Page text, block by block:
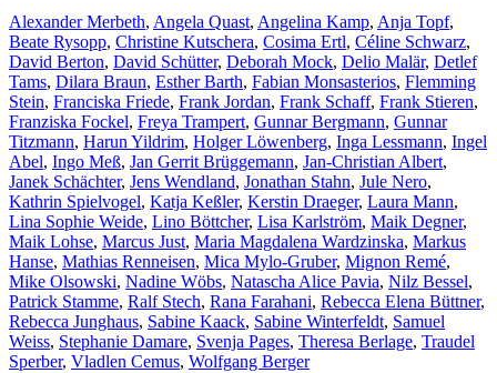
Alexander Merbeth, Angela Quast, Angelina Kamp, Anja Topf,
Beate Rysopp, Christine Kutschera, Cosima Ertl, Céline Schwarz,
David Berton, David Schütter, Deborah Mock, Delio Malär, Detlef
Tams, Dilara Braun, Esther Barth, Fabian Monsasterios, Flemming
Stein, Franciska Friede, Frank Jordan, Frank Schaff, Frank Stieren,
Franziska Fockel, Freya Trampert, Gunnar Bergmann, Gunnar
Titzmann, Harun Yildrim, Holger Löwenberg, Inga Lessmann, Ingel
Abel, Ingo Meß, Jan Gerrit Brüggemann, Jan-Christian Albert,
Janek Schächter, Jens Wendland, Jonathan Stahn, Jule Nero,
Kathrin Spielvogel, Katja Keßler, Kerstin Draeger, Laura Mann,
Lina Sophie Weide, Lino Böttcher, Lisa Karlström, Maik Degner,
Maik Lohse, Marcus Just, Maria Magdalena Wardzinska, Markus
Hanse, Mathias Renneisen, Mica Mylo-Gruber, Mignon Remé,
Mike Olsowski, Nadine Wöbs, Natascha Alice Pavia, Nilz Bessel,
Patrick Stamme, Ralf Stech, Rana Farahani, Rebecca Elena Büttner,
Rebecca Junghaus, Sabine Kaack, Sabine Winterfeldt, Samuel
Weiss, Stephanie Damare, Svenja Pages, Theresa Berlage, Traudel
Sperber, Vladlen Cemus, Wolfgang Berger